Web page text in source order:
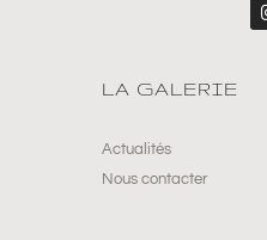
LA GALERIE
Actualités
Nous contacter